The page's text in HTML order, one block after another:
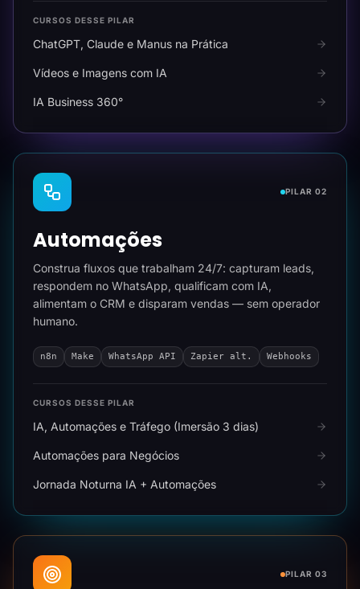
CURSOS DESSE PILAR
ChatGPT, Claude e Manus na Prática
Vídeos e Imagens com IA
IA Business 360°
PILAR 02
Automações
Construa fluxos que trabalham 24/7: capturam leads,
respondem no WhatsApp, qualificam com IA,
alimentam o CRM e disparam vendas — sem operador
humano.
n8n Make WhatsApp API Zapier alt. Webhooks
CURSOS DESSE PILAR
IA, Automações e Tráfego (Imersão 3 dias)
Automações para Negócios
Jornada Noturna IA + Automações
PILAR 03